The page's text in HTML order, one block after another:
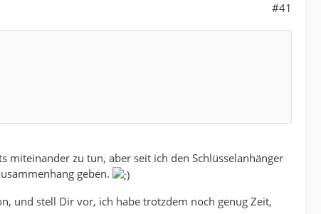
#41
miteinander zu tun, aber seit ich den Schlüsselanhänger
geben.
und stell Dir vor, ich habe trotzdem noch genug Zeit,